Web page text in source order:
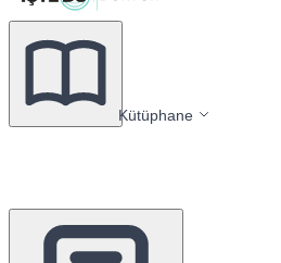
Kütüphane